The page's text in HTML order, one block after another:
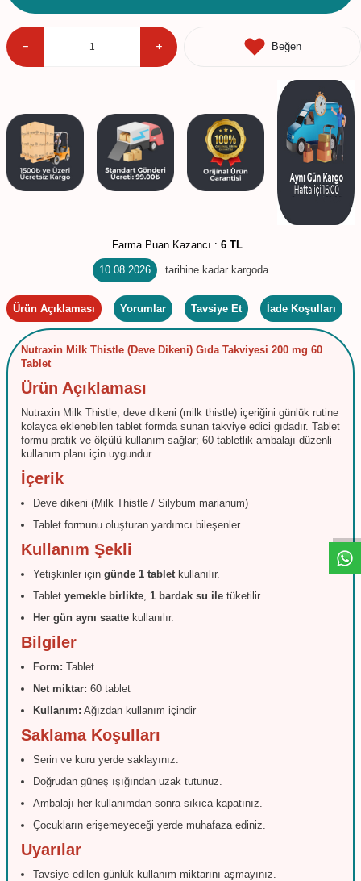
Beğen
Farma Puan Kazancı : 6 TL
10.08.2026 tarihine kadar kargoda
Ürün Açıklaması Yorumlar Tavsiye Et İade Koşulları
Nutraxin Milk Thistle (Deve Dikeni) Gıda Takviyesi 200 mg 60
Tablet
Ürün Açıklaması
Nutraxin Milk Thistle; deve dikeni (milk thistle) içeriğini günlük rutine
kolayca eklenebilen tablet formda sunan takviye edici gıdadır. Tablet
formu pratik ve ölçülü kullanım sağlar; 60 tabletlik ambalajı düzenli
kullanım planı için uygundur.
İçerik
Deve dikeni (Milk Thistle / Silybum marianum)
Tablet formunu oluşturan yardımcı bileşenler
Kullanım Şekli
Yetişkinler için günde 1 tablet kullanılır.
Tablet yemekle birlikte 1 bardak su ile tüketilir.
Her gün aynı saatte kullanılır.
Bilgiler
Form: Tablet
Net miktar: 60 tablet
Kullanım: Ağızdan kullanım içindir
Saklama Koşulları
Serin ve kuru yerde saklayınız.
Doğrudan güneş ışığından uzak tutunuz.
Ambalajı her kullanımdan sonra sıkıca kapatınız.
Çocukların erişemeyeceği yerde muhafaza ediniz.
Uyarılar
Tavsiye edilen günlük kullanım miktarını aşmayınız.